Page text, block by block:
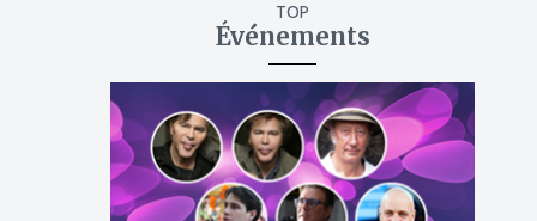
TOP
Événements
mes
favoris